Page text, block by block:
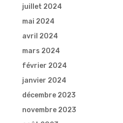
juillet 2024
mai 2024
avril 2024
mars 2024
février 2024
janvier 2024
décembre 2023
novembre 2023